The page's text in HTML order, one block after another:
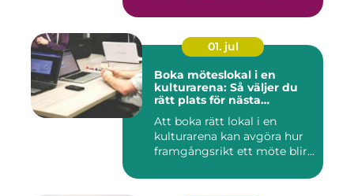
01. jul
Boka möteslokal i en
kulturarena: Så väljer du
rätt plats för nästa
Att boka rätt lokal i en
kulturarena kan avgöra hur
framgångsrikt ett möte blir...